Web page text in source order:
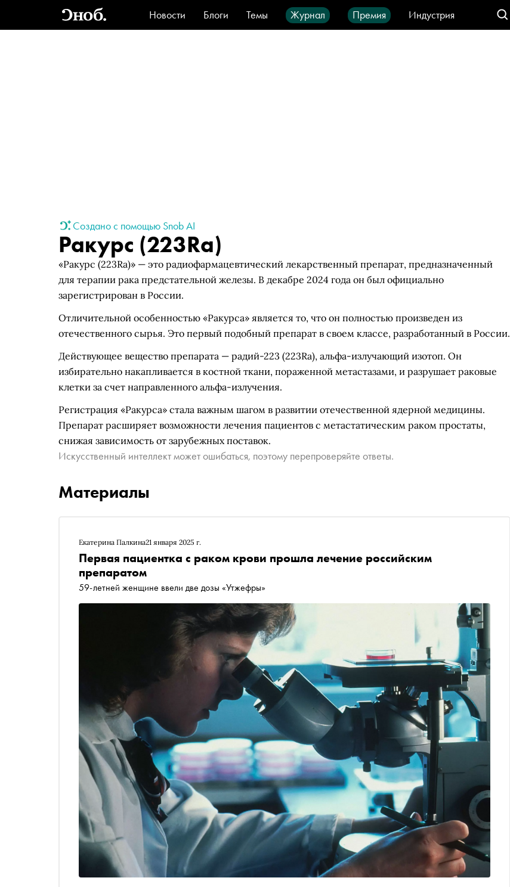
Новости Блоги Темы Журнал Премия
Индустрия
Стиль
Видео Город IT-продукты
Создано с помощью Snob AI
Ракурс (223Ra)
«Ракурс (223Ra)» — это радиофармацевтический лекарственный препарат, предназначенный
для терапии рака предстательной железы. В декабре 2024 года он был официально
зарегистрирован в России.
Отличительной особенностью «Ракурса» является то, что он полностью произведен из
отечественного сырья. Это первый подобный препарат в своем классе, разработанный в России.
Действующее вещество препарата — радий-223 (223Ra), альфа-излучающий изотоп. Он
избирательно накапливается в костной ткани, пораженной метастазами, и разрушает раковые
клетки за счет направленного альфа-излучения.
Регистрация «Ракурса» стала важным шагом в развитии отечественной ядерной медицины.
Препарат расширяет возможности лечения пациентов с метастатическим раком простаты,
снижая зависимость от зарубежных поставок.
Искусственный интеллект может ошибаться, поэтому перепроверяйте ответы.
Материалы
Екатерина Палкина21 января 2025 г.
Первая пациентка с раком крови прошла лечение российским
препаратом
59-летней женщине ввели две дозы «Утжефры»